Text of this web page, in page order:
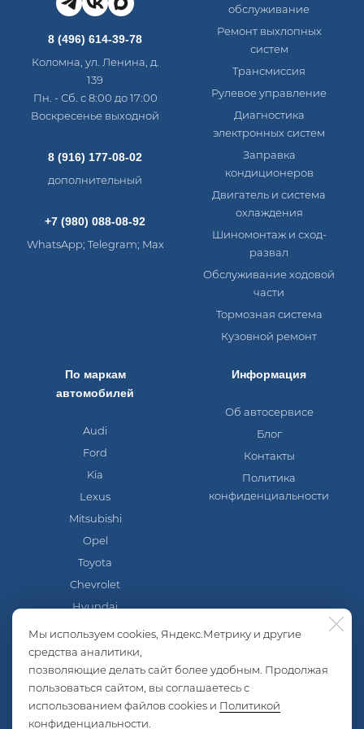
Мы используем cookies, Яндекс.Метрику и другие
средства аналитики,
позволяющие делать сайт более удобным. Продолжая
пользоваться сайтом, вы соглашаетесь с
использованием файлов cookies и Политикой
конфиденциальности
8 (496) 614-39-78
Коломна, ул. Ленина, д.
139
Пн. - Сб. с 8:00 до 17:00
Воскресенье выходной
8 (916) 177-08-02
дополнительный
+7 (980) 088-08-92
WhatsApp; Telegram; Max
обслуживание
Ремонт выхлопных
систем
Трансмиссия
Рулевое управление
Диагностика
электронных систем​
Заправка
кондиционеров
Двигатель и система
охлаждения
Шиномонтаж и сход-
развал
Обслуживание ходовой
части
Тормозная система
Кузовной ремонт
По маркам
автомобилей
Audi
Ford
Kia
Lexus
Mitsubishi
Opel
Toyota
Chevrolet
Hyundai
Nissan
Skoda
Volkswagen
Информация
Об автосервисе
Блог
Контакты
Политика
конфиденциальности